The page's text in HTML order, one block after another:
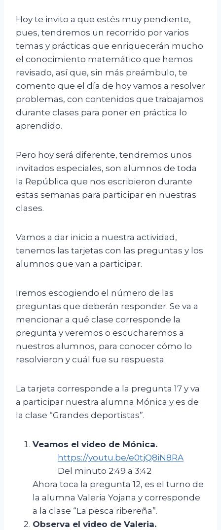
Hoy te invito a que estés muy pendiente,
pues, tendremos un recorrido por varios
temas y prácticas que enriquecerán mucho
el conocimiento matemático que hemos
revisado, así que, sin más preámbulo, te
comento que el día de hoy vamos a resolver
problemas, con contenidos que trabajamos
durante clases para poner en práctica lo
aprendido.
Pero hoy será diferente, tendremos unos
invitados especiales, son alumnos de toda
la República que nos escribieron durante
estas semanas para participar en nuestras
clases.
Vamos a dar inicio a nuestra actividad,
tenemos las tarjetas con las preguntas y los
alumnos que van a participar.
Iremos escogiendo el número de las
preguntas que deberán responder. Se va a
mencionar a qué clase corresponde la
pregunta y veremos o escucharemos a
nuestros alumnos, para conocer cómo lo
resolvieron y cuál fue su respuesta.
La tarjeta corresponde a la pregunta 17 y va
a participar nuestra alumna Mónica y es de
la clase “Grandes deportistas”.
Veamos el video de Mónica.
https://youtu.be/e0tjQ8iN8RA
Del minuto 2:49 a 3:42
Ahora toca la pregunta 12, es el turno de
la alumna Valeria Yojana y corresponde
a la clase “La pesca ribereña”.
Observa el video de Valeria.